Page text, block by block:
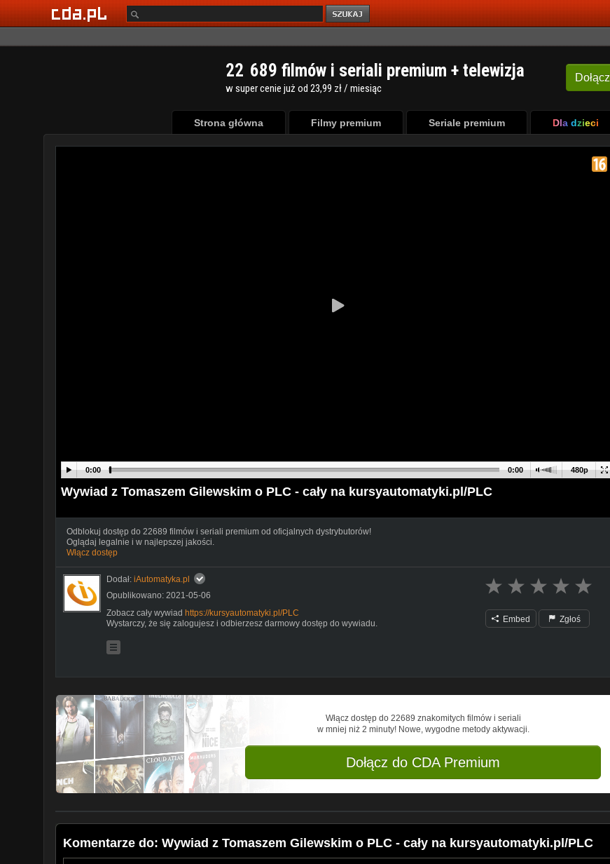
Dołącz
22 689 filmów i seriali premium + telewizja
w super cenie już od 23,99 zł / miesiąc
Strona główna Filmy premium Seriale premium Dla dzieci
480p
0:00 0:00
Wywiad z Tomaszem Gilewskim o PLC - cały na kursyautomatyki.pl/PLC
Odblokuj dostęp do 22689 filmów i seriali premium od oficjalnych dystrybutorów!
Oglądaj legalnie i w najlepszej jakości.
Włącz dostęp
Dodał: iAutomatyka.pl
Opublikowano: 2021-05-06
Zobacz cały wywiad https://kursyautomatyki.pl/PLC
Wystarczy, że się zalogujesz i odbierzesz darmowy dostęp do wywiadu.
Embed Zgłoś
Włącz dostęp do 22689 znakomitych filmów i seriali
w mniej niż 2 minuty! Nowe, wygodne metody aktywacji.
Dołącz do CDA Premium
Komentarze do: Wywiad z Tomaszem Gilewskim o PLC - cały na kursyautomatyki.pl/PLC